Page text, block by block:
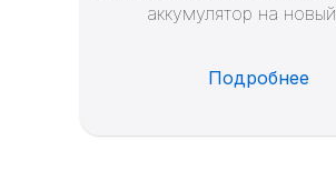
аккумулятор на новый.
Подробнее